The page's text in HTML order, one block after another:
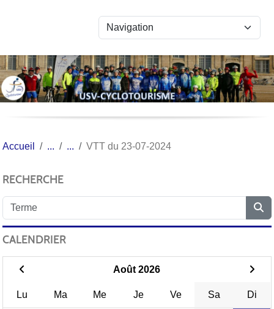
Accueil VTT du 23-07-2024
RECHERCHE
CALENDRIER
Août 2026
Lu Ma Me Je Ve Sa Di